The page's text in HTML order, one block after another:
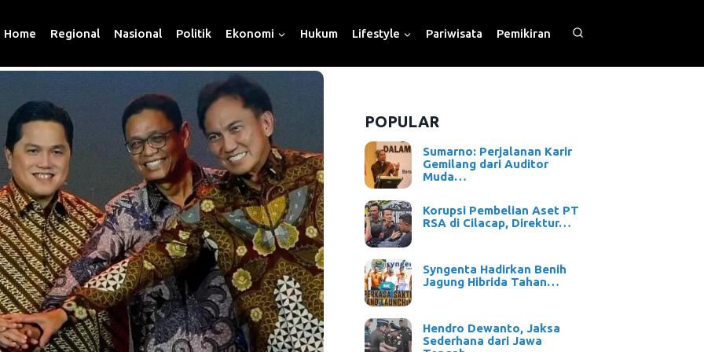
Home Regional Nasional Politik Ekonomi Hukum Lifestyle Pariwisata Pemikiran
POPULAR
Sumarno: Perjalanan Karir
Gemilang dari Auditor
Muda…
Korupsi Pembelian Aset PT
RSA di Cilacap, Direktur…
Syngenta Hadirkan Benih
Jagung Hibrida Tahan…
Hendro Dewanto, Jaksa
Sederhana dari Jawa